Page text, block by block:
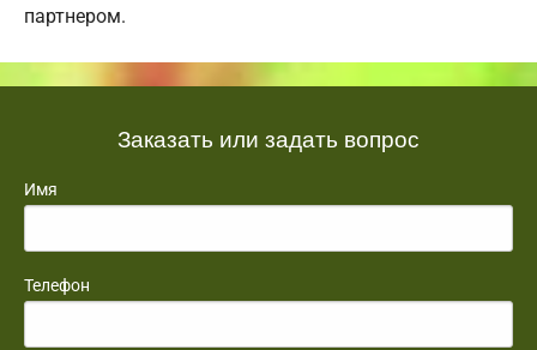
партнером.
Заказать или задать вопрос
Имя
Телефон